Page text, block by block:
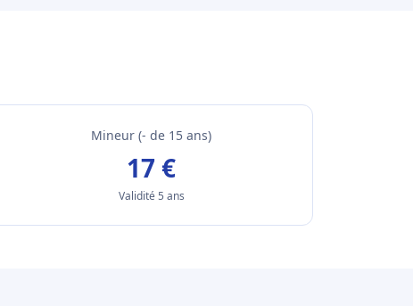
Mineur (- de 15 ans)
17 €
Validité 5 ans